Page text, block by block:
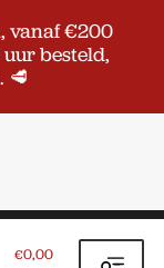
vanaf €200
besteld,
🥩
€0,00